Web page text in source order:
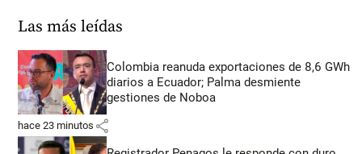
Las más leídas
Colombia reanuda exportaciones de 8,6 GWh
diarios a Ecuador; Palma desmiente
gestiones de Noboa
hace 23 minutos share